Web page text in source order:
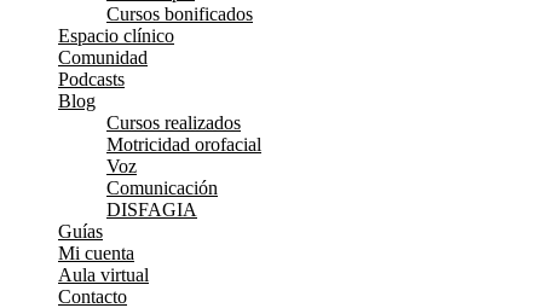
Cursos bonificados
Espacio clínico
Comunidad
Podcasts
Blog
Cursos realizados
Motricidad orofacial
Voz
Comunicación
DISFAGIA
Guías
Mi cuenta
Aula virtual
Contacto